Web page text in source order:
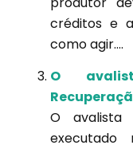
créditos e
como agir....
O
O